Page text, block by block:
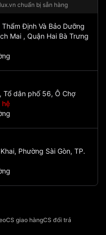
chuẩn bị sẵn hàng
Định Và Bảo Dưỡng
Mai , Quận Hai Bà Trưng
Tổ dân phố 56, Ô Chợ
hệ
Phường Sài Gòn, TP.
CS giao hàngCS đổi trả